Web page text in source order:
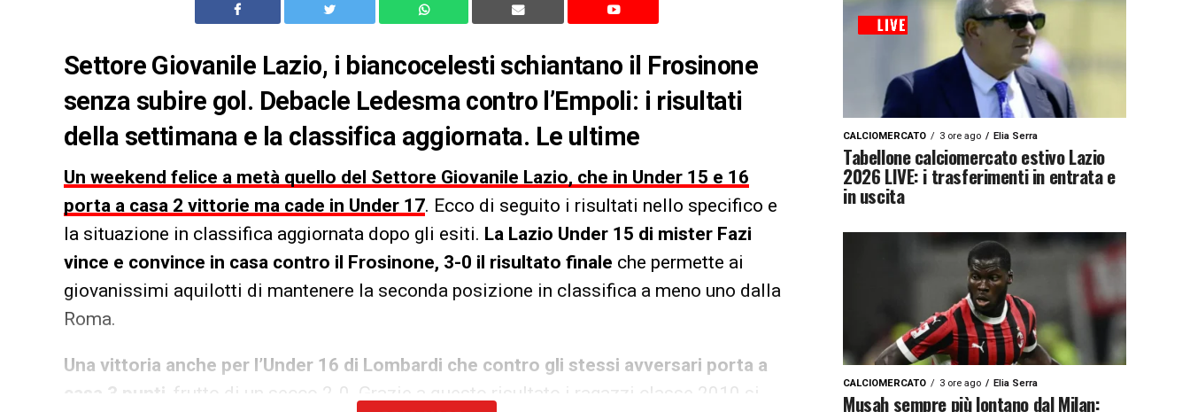
Settore Giovanile Lazio, i biancocelesti schiantano il Frosinone
senza subire gol. Debacle Ledesma contro l’Empoli: i risultati
della settimana e la classifica aggiornata. Le ultime
Un weekend felice a metà quello del Settore Giovanile Lazio, che in Under 15 e 16
porta a casa 2 vittorie ma cade in Under 17. Ecco di seguito i risultati nello specifico e
la situazione in classifica aggiornata dopo gli esiti. La Lazio Under 15 di mister Fazi
vince e convince in casa contro il Frosinone, 3-0 il risultato finale che permette ai
giovanissimi aquilotti di mantenere la seconda posizione in classifica a meno uno dalla
Roma.
Una vittoria anche per l’Under 16 di Lombardi che contro gli stessi avversari porta a
casa 3 punti , frutto di un secco 2-0. Grazie a questo risultato i ragazzi classe 2010 si
CALCIOMERCATO 3 ore ago Elia Serra
Tabellone calciomercato estivo Lazio
2026 LIVE: i trasferimenti in entrata e
in uscita
CALCIOMERCATO 3 ore ago Elia Serra
Musah sempre più lontano dal Milan: